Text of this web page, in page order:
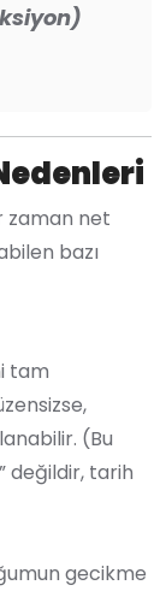
zaman net
bazı
tam
(Bu
değildir, tarih
gecikme